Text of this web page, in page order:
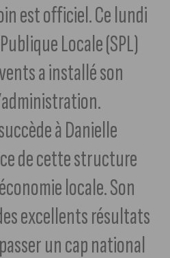
est officiel. Ce lundi
Locale (SPL)
a installé son
à Danielle
de cette structure
locale. Son
excellents résultats
un cap national